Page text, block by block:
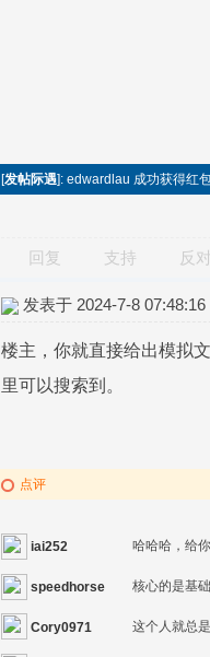
[发帖际遇]: edwardlau 成功获得红
回复 支持 反对
发表于 2024-7-8 07:48:16
楼主，你就直接给出模拟
里可以搜索到。
点评
iai252 哈哈哈，给
speedhorse 核心的是基
Cory0971 这个人就总